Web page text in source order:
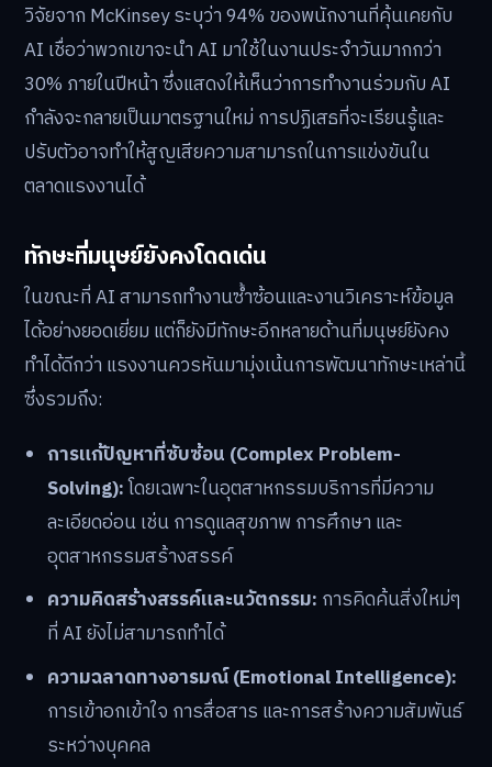
วิจัยจาก McKinsey ระบุว่า 94% ของพนักงานที่คุ้นเคยกับ
AI เชื่อว่าพวกเขาจะนำ AI มาใช้ในงานประจำวันมากกว่า
30% ภายในปีหน้า ซึ่งแสดงให้เห็นว่าการทำงานร่วมกับ AI
กำลังจะกลายเป็นมาตรฐานใหม่ การปฏิเสธที่จะเรียนรู้และ
ปรับตัวอาจทำให้สูญเสียความสามารถในการแข่งขันใน
ตลาดแรงงานได้
ทักษะที่มนุษย์ยังคงโดดเด่น
ในขณะที่ AI สามารถทำงานซ้ำซ้อนและงานวิเคราะห์ข้อมูล
ได้อย่างยอดเยี่ยม แต่ก็ยังมีทักษะอีกหลายด้านที่มนุษย์ยังคง
ทำได้ดีกว่า แรงงานควรหันมามุ่งเน้นการพัฒนาทักษะเหล่านี้
ซึ่งรวมถึง:
การแก้ปัญหาที่ซับซ้อน (Complex Problem-
Solving):โดยเฉพาะในอุตสาหกรรมบริการที่มีความ
ละเอียดอ่อน เช่น การดูแลสุขภาพ การศึกษา และ
อุตสาหกรรมสร้างสรรค์
ความคิดสร้างสรรค์และนวัตกรรม: การคิดค้นสิ่งใหม่ๆ
ที่ AI ยังไม่สามารถทำได้
ความฉลาดทางอารมณ์ (Emotional Intelligence):
การเข้าอกเข้าใจ การสื่อสาร และการสร้างความสัมพันธ์
ระหว่างบุคคล